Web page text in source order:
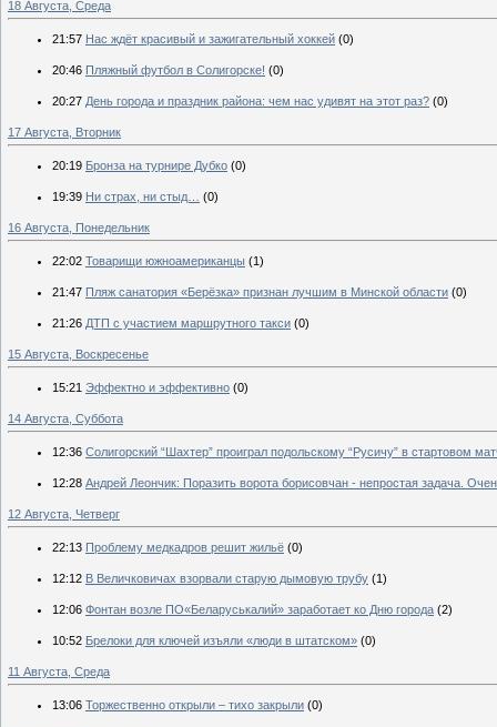
18 Августа, Среда
21:57 Нас ждёт красивый и зажигательный хоккей (0)
20:46 Пляжный футбол в Солигорске! (0)
20:27 День города и праздник района: чем нас удивят на этот раз? (0)
17 Августа, Вторник
20:19 Бронза на турнире Дубко (0)
19:39 Ни страх, ни стыд… (0)
16 Августа, Понедельник
22:02 Товарищи южноамериканцы (1)
21:47 Пляж санатория «Берёзка» признан лучшим в Минской области (0)
21:26 ДТП с участием маршрутного такси (0)
15 Августа, Воскресенье
15:21 Эффектно и эффективно (0)
14 Августа, Суббота
12:36 Солигорский “Шахтер” проиграл подольскому “Русичу” в стартовом
12:28 Андрей Леончик: Поразить ворота борисовчан - непростая задача.
12 Августа, Четверг
22:13 Проблему медкадров решит жильё (0)
12:12 В Величковичах взорвали старую дымовую трубу (1)
12:06 Фонтан возле ПО«Беларуськалий» заработает ко Дню города (2)
10:52 Брелоки для ключей изъяли «люди в штатском» (0)
11 Августа, Среда
13:06 Торжественно открыли – тихо закрыли (0)